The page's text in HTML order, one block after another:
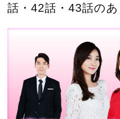
話・42話・43話の